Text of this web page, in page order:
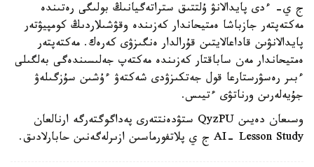
ج ي- ءدى پايدالانۋ ۇلتتىق ستراتەگيانىڭ بولىگى رەتىندە
مەكتەپتەر جازباشا ەمتيحاندار كەزىندە وقۋشىلاردىڭ كومپيۋتەر
پايدالانۋىن قاداعالايتىن قۇرالدار ەنگىزۋى كەرەك. مەكتەپتەر
ەمتيحاندار مەن ساباقتار كەزىندە مەكتەپ جەلىسىندەگى بەلگىلى
ءبىر رەسۋرستارعا قول جەتكىزۋدى شەكتەۋ ءۇشىن سۇزگىلەۋ
جۇيەلەرىن ورناتۋى ءتيىس.
وسىعان دەيىن QyzPU ستۋدەنتتەرى پەداگوگتەرگە ارنالعان
AI- Lesson Study ج ي پلاتفورماسىن ازىرلەگەنىن حابارلادىق.